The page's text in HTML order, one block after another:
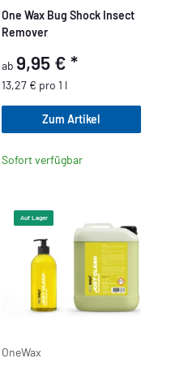
One Wax Bug Shock Insect
Remover
ab 9,95 € *
13,27 € pro 1 l
Zum Artikel
Sofort verfügbar
Auf Lager
OneWax